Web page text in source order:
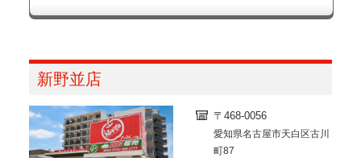
新野並店
〒468-0056
愛知県名古屋市天白区古川
町87